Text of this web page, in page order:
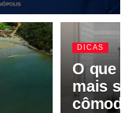
DICAS
O que
mais
cômodo